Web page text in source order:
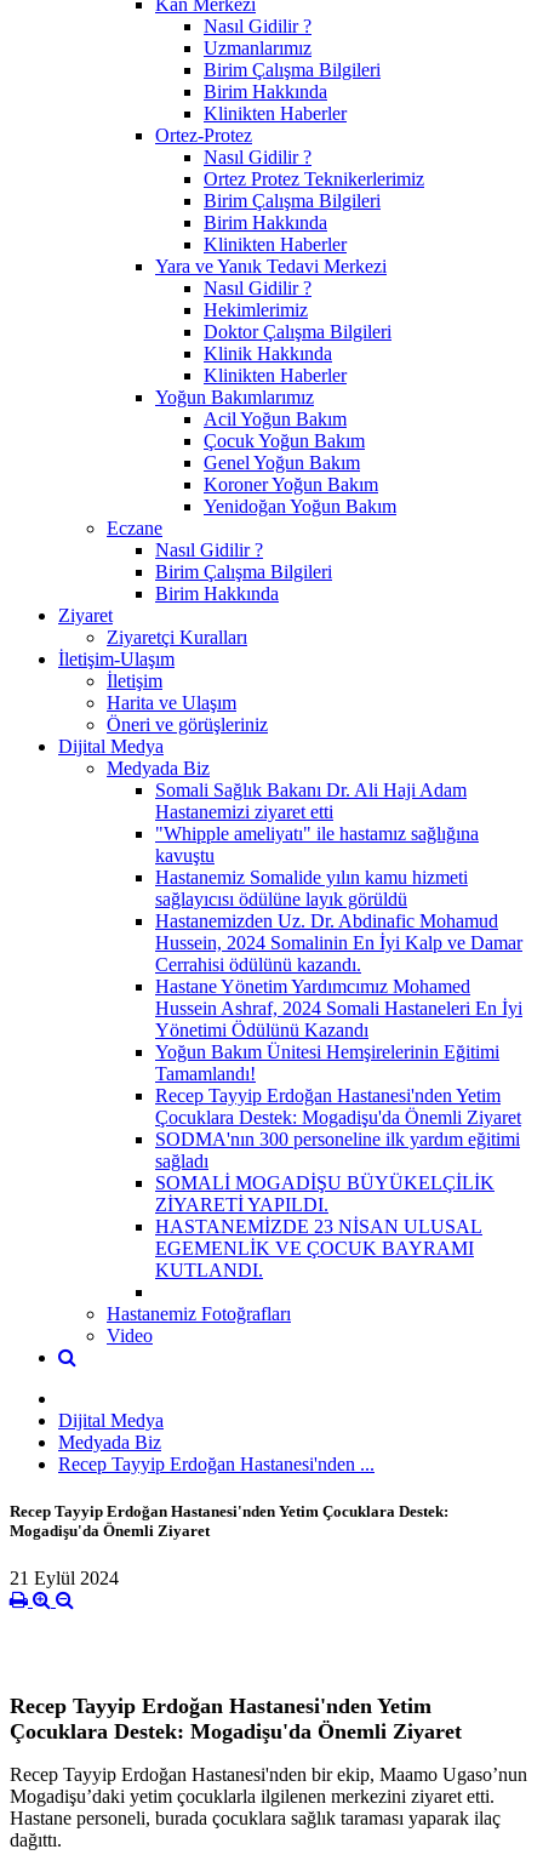
Nasıl Gidilir ?
Uzmanlarımız
Birim Çalışma Bilgileri
Birim Hakkında
Klinikten Haberler
Ortez-Protez
Nasıl Gidilir ?
Ortez Protez Teknikerlerimiz
Birim Çalışma Bilgileri
Birim Hakkında
Klinikten Haberler
Yara ve Yanık Tedavi Merkezi
Nasıl Gidilir ?
Hekimlerimiz
Doktor Çalışma Bilgileri
Klinik Hakkında
Klinikten Haberler
Yoğun Bakımlarımız
Acil Yoğun Bakım
Çocuk Yoğun Bakım
Genel Yoğun Bakım
Koroner Yoğun Bakım
Yenidoğan Yoğun Bakım
Eczane
Nasıl Gidilir ?
Birim Çalışma Bilgileri
Birim Hakkında
Ziyaret
Ziyaretçi Kuralları
İletişim-Ulaşım
İletişim
Harita ve Ulaşım
Öneri ve görüşleriniz
Dijital Medya
Medyada Biz
Somali Sağlık Bakanı Dr. Ali Haji Adam
Hastanemizi ziyaret etti
"Whipple ameliyatı" ile hastamız sağlığına
kavuştu
Hastanemiz Somalide yılın kamu hizmeti
sağlayıcısı ödülüne layık görüldü
Hastanemizden Uz. Dr. Abdinafic Mohamud
Hussein, 2024 Somalinin En İyi Kalp ve Damar
Cerrahisi ödülünü kazandı.
Hastane Yönetim Yardımcımız Mohamed
Hussein Ashraf, 2024 Somali Hastaneleri En İyi
Yönetimi Ödülünü Kazandı
Yoğun Bakım Ünitesi Hemşirelerinin Eğitimi
Tamamlandı!
Recep Tayyip Erdoğan Hastanesi'nden Yetim
Çocuklara Destek: Mogadişu'da Önemli Ziyaret
SODMA'nın 300 personeline ilk yardım eğitimi
sağladı
SOMALİ MOGADİŞU BÜYÜKELÇİLİK
ZİYARETİ YAPILDI.
HASTANEMİZDE 23 NİSAN ULUSAL
EGEMENLİK VE ÇOCUK BAYRAMI
KUTLANDI.
Hastanemiz Fotoğrafları
Video
Dijital Medya
Medyada Biz
Recep Tayyip Erdoğan Hastanesi'nden ...
Recep Tayyip Erdoğan Hastanesi'nden Yetim Çocuklara Destek:
Mogadişu'da Önemli Ziyaret
21 Eylül 2024
Recep Tayyip Erdoğan Hastanesi'nden Yetim
Çocuklara Destek: Mogadişu'da Önemli Ziyaret
Recep Tayyip Erdoğan Hastanesi'nden bir ekip, Maamo Ugaso’nun
Mogadişu’daki yetim çocuklarla ilgilenen merkezini ziyaret etti.
Hastane personeli, burada çocuklara sağlık taraması yaparak ilaç
dağıttı.